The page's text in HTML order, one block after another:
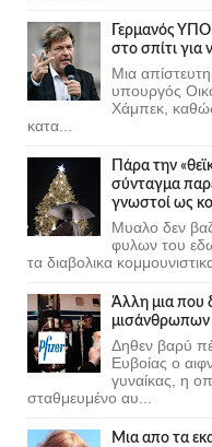
Γερμανός
στο σπίτι για
Μια
υπουργός
Χάμπεκ,
κατα...
Πάρα την
σύνταγμα
γνωστοί ως
Μυαλο δεν
φυλων του
τα διαβολικα
Άλλη μια που
μισάνθρωπων
Δηθεν βαρύ
Ευβοίας ο
γυναίκας, η
σταθμευμένο αυ...
Μια απο τα